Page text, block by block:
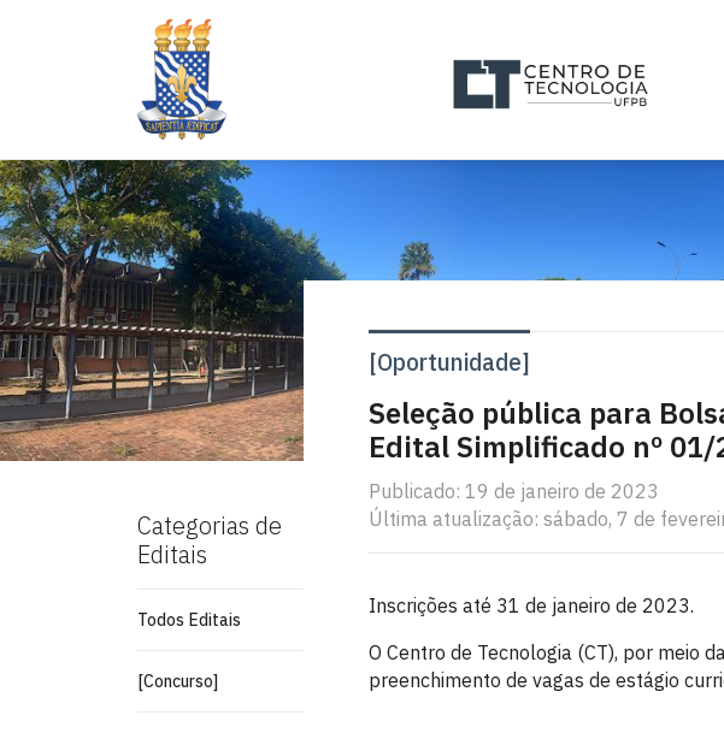
Categorias de
Editais
Todos Editais
[Concurso]
[Oportunidade]
Seleção pública para
Edital Simplificado nº 01/
Publicado: 19 de janeiro de 2023
Última atualização: sábado, 7 de
Inscrições até 31 de janeiro de 2023.
O Centro de Tecnologia (CT), por meio
preenchimento de vagas de estágio